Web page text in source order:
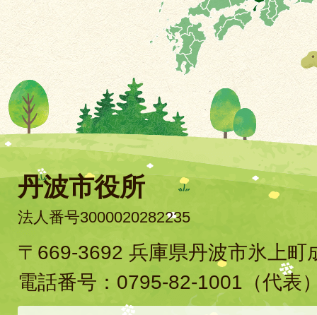
丹波市役所
法人番号3000020282235
〒669-3692 兵庫県丹波市氷上町
電話番号： 0795-82-1001 （代表